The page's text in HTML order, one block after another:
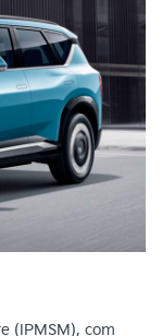
(IPMSM), com